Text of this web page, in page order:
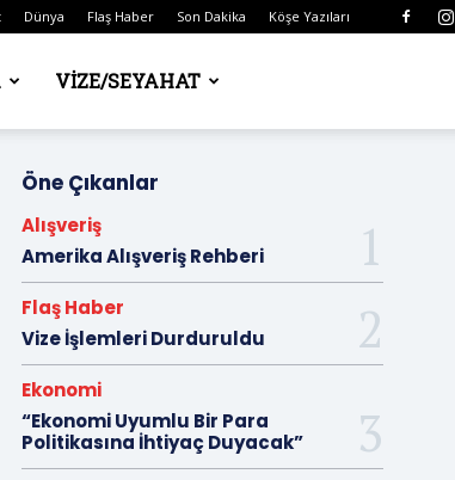
Dünya Flaş Haber Son Dakika Köşe Yazıları
VIZE/SEYAHAT
Öne Çıkanlar
Alışveriş
Amerika Alışveriş Rehberi
Flaş Haber
Vize İşlemleri Durduruldu
Ekonomi
“Ekonomi Uyumlu Bir Para
Politikasına İhtiyaç Duyacak”